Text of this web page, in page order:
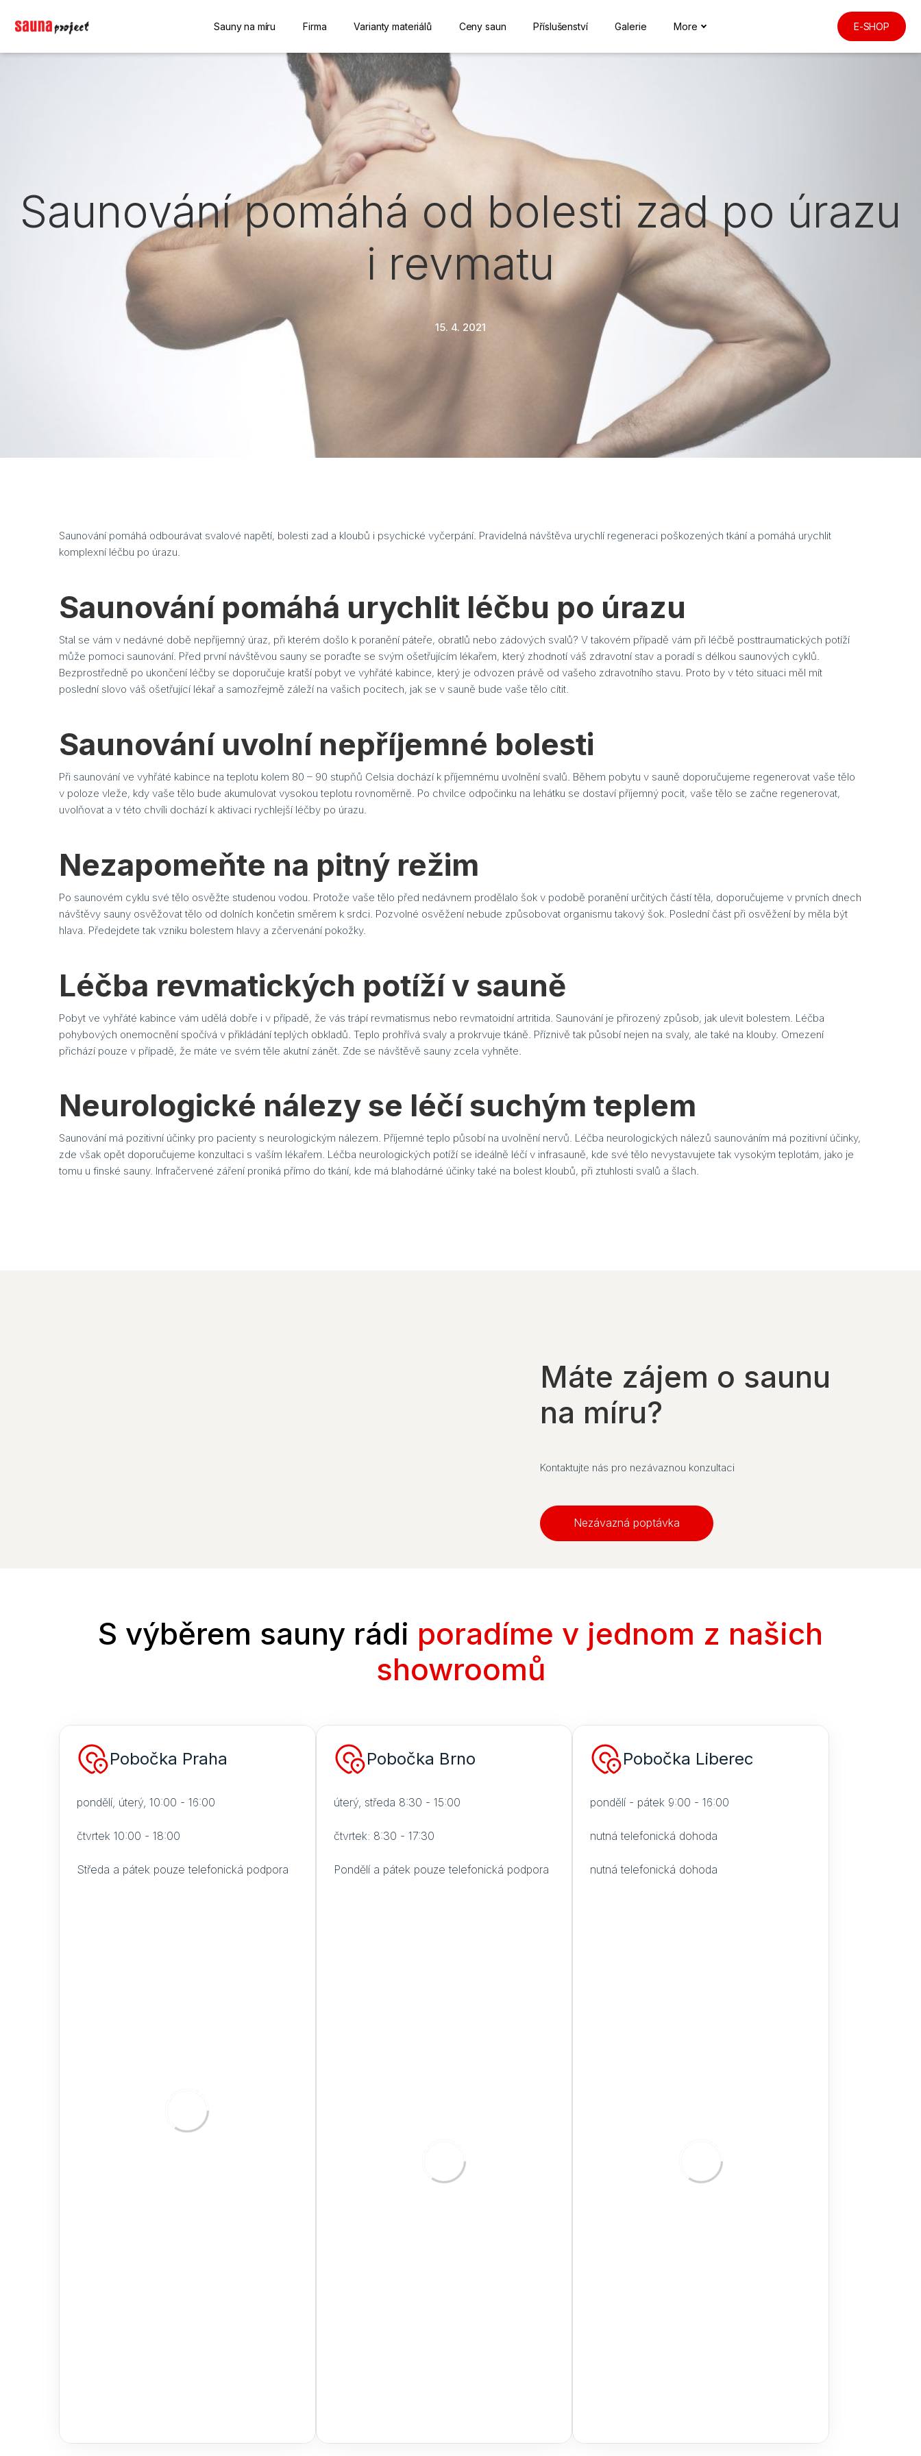
Sauny na míru Firma Varianty materiálů Ceny saun Příslušenství Galerie More E-SHOP
Saunování pomáhá od bolesti zad po úrazu
i revmatu
15. 4. 2021
Saunování pomáhá odbourávat svalové napětí, bolesti zad a kloubů i psychické vyčerpání. Pravidelná návštěva urychlí regeneraci poškozených tkání a pomáhá urychlit
komplexní léčbu po úrazu.
Saunování pomáhá urychlit léčbu po úrazu
Stal se vám v nedávné době nepříjemný úraz, při kterém došlo k poranění páteře, obratlů nebo zádových svalů? V takovém případě vám při léčbě posttraumatických potíží
může pomoci saunování. Před první návštěvou sauny se poraďte se svým ošetřujícím lékařem, který zhodnotí váš zdravotní stav a poradí s délkou saunových cyklů.
Bezprostředně po ukončení léčby se doporučuje kratší pobyt ve vyhřáté kabince, který je odvozen právě od vašeho zdravotního stavu. Proto by v této situaci měl mít
poslední slovo váš ošetřující lékař a samozřejmě záleží na vašich pocitech, jak se v sauně bude vaše tělo cítit.
Saunování uvolní nepříjemné bolesti
Při saunování ve vyhřáté kabince na teplotu kolem 80 – 90 stupňů Celsia dochází k příjemnému uvolnění svalů. Během pobytu v sauně doporučujeme regenerovat vaše tělo
v poloze vleže, kdy vaše tělo bude akumulovat vysokou teplotu rovnoměrně. Po chvilce odpočinku na lehátku se dostaví příjemný pocit, vaše tělo se začne regenerovat,
uvolňovat a v této chvíli dochází k aktivaci rychlejší léčby po úrazu.
Nezapomeňte na pitný režim
Po saunovém cyklu své tělo osvěžte studenou vodou. Protože vaše tělo před nedávnem prodělalo šok v podobě poranění určitých částí těla, doporučujeme v prvních dnech
návštěvy sauny osvěžovat tělo od dolních končetin směrem k srdci. Pozvolné osvěžení nebude způsobovat organismu takový šok. Poslední část při osvěžení by měla být
hlava. Předejdete tak vzniku bolestem hlavy a zčervenání pokožky.
Léčba revmatických potíží v sauně
Pobyt ve vyhřáté kabince vám udělá dobře i v případě, že vás trápí revmatismus nebo revmatoidní artritida. Saunování je přirozený způsob, jak ulevit bolestem. Léčba
pohybových onemocnění spočívá v přikládání teplých obkladů. Teplo prohřívá svaly a prokrvuje tkáně. Příznivě tak působí nejen na svaly, ale také na klouby. Omezení
přichází pouze v případě, že máte ve svém těle akutní zánět. Zde se návštěvě sauny zcela vyhněte.
Neurologické nálezy se léčí suchým teplem
Saunování má pozitivní účinky pro pacienty s neurologickým nálezem. Příjemné teplo působí na uvolnění nervů. Léčba neurologických nálezů saunováním má pozitivní účinky,
zde však opět doporučujeme konzultaci s vaším lékařem. Léčba neurologických potíží se ideálně léčí v infrasauně, kde své tělo nevystavujete tak vysokým teplotám, jako je
tomu u finské sauny. Infračervené záření proniká přímo do tkání, kde má blahodárné účinky také na bolest kloubů, při ztuhlosti svalů a šlach.
Máte zájem o saunu
na míru?
Kontaktujte nás pro nezávaznou konzultaci
Nezávazná poptávka
S výběrem sauny rádi poradíme v jednom z našich
showroomů
Pobočka Praha
pondělí, úterý, 10:00 - 16:00
čtvrtek 10:00 - 18:00
Středa a pátek pouze telefonická podpora
Pobočka Brno
úterý, středa 8:30 - 15:00
čtvrtek: 8:30 - 17:30
Pondělí a pátek pouze telefonická podpora
Pobočka Liberec
pondělí - pátek 9:00 - 16:00
nutná telefonická dohoda
nutná telefonická dohoda